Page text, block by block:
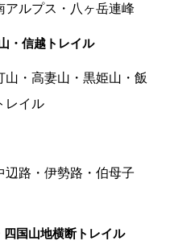
アルプス・八ヶ岳連峰
・信越トレイル
・高妻山・黒姫山・飯
レイル
辺路・伊勢路・伯母子
国山地横断トレイル